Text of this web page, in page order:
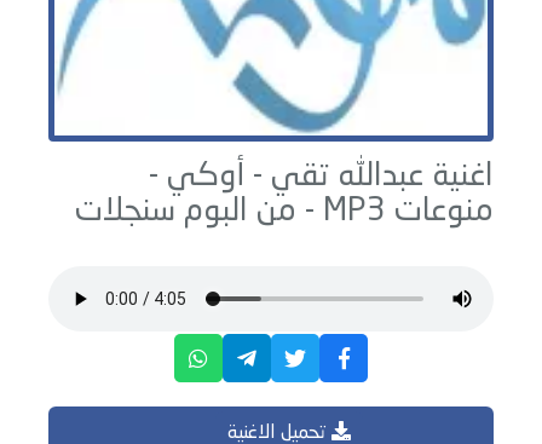
اغنية عبدالله تقي - أوكي -
منوعات
سنجلات
تحميل الاغنية